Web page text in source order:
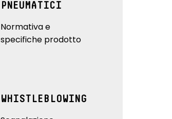
PNEUMATICI
Normativa e
specifiche prodotto
WHISTLEBLOWING